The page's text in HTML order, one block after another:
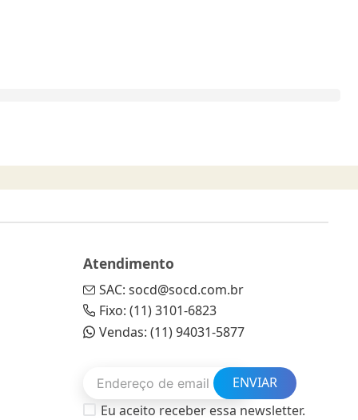
Atendimento
SAC: socd@socd.com.br
Fixo: (11) 3101-6823
Vendas: (11) 94031-5877
ENVIAR
Eu aceito receber essa newsletter.